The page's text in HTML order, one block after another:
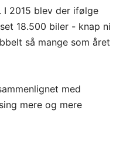
I 2015 blev der ifølge
18.500 biler - knap ni
så mange som året
med
mere og mere